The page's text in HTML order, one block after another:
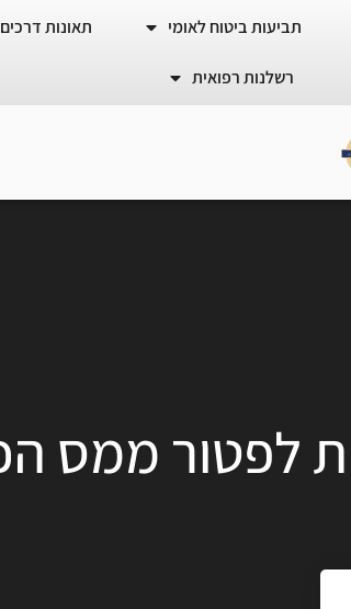
תביעות ביטוח לאומי תאונות דרכים
רשלנות רפואית
לפטור ממס